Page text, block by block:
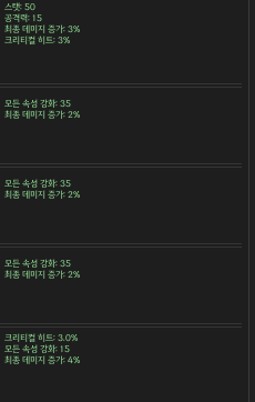
스탯: 50
공격력: 15
최종 데미지 증가: 3%
크리티컬 히트: 3%
모든 속성 강화: 35
최종 데미지 증가: 2%
모든 속성 강화: 35
최종 데미지 증가: 2%
모든 속성 강화: 35
최종 데미지 증가: 2%
크리티컬 히트: 3.0%
모든 속성 강화: 15
최종 데미지 증가: 4%